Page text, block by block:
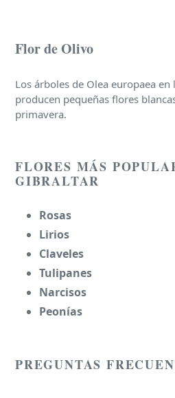
Flor de Olivo
Los árboles de Olea europaea en
producen pequeñas flores
primavera.
FLORES MÁS
GIBRALTAR
Rosas
Lirios
Claveles
Tulipanes
Narcisos
Peonías
PREGUNTAS